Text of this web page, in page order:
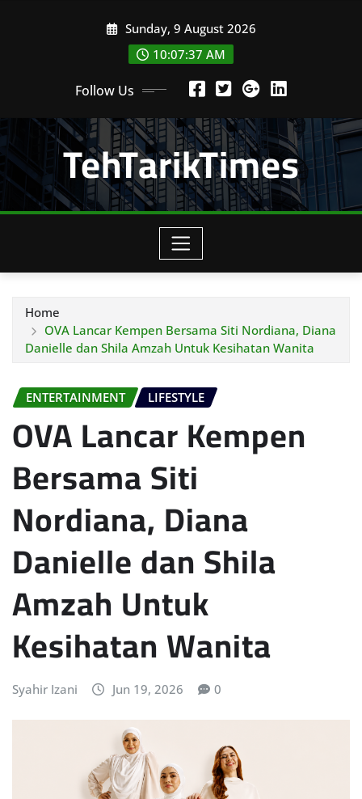
Sunday, 9 August 2026
10:07:39 AM
Follow Us
TehTarikTimes
Home
OVA Lancar Kempen Bersama Siti Nordiana, Diana
Danielle dan Shila Amzah Untuk Kesihatan Wanita
ENTERTAINMENT LIFESTYLE
OVA Lancar Kempen
Bersama Siti
Nordiana, Diana
Danielle dan Shila
Amzah Untuk
Kesihatan Wanita
Syahir Izani Jun 19, 2026 0